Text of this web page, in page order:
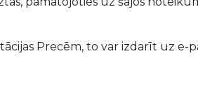
Precēm, to var izdarīt uz e-